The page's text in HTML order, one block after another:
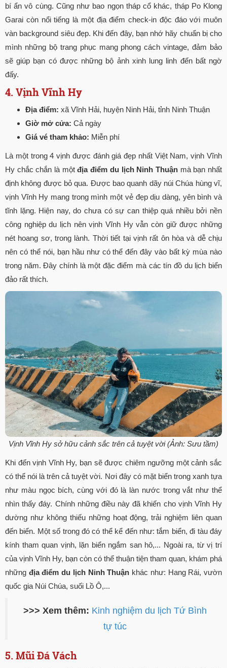
bí ẩn vô cùng. Cũng như bao ngọn tháp cổ khác, tháp Po Klong
Garai còn nổi tiếng là một địa điểm check-in độc đáo với muôn
vàn background siêu đẹp. Khi đến đây, bạn nhớ hãy chuẩn bị cho
mình những bộ trang phục mang phong cách vintage, đảm bảo
sẽ giúp bạn có được những bộ ảnh xinh lung linh đến bất ngờ
đấy.
4. Vịnh Vĩnh Hy
Địa điểm: xã Vĩnh Hải, huyện Ninh Hải, tỉnh Ninh Thuận
Giờ mở cửa: Cả ngày
Giá vé tham khảo: Miễn phí
Là một trong 4 vịnh được đánh giá đẹp nhất Việt Nam, vịnh Vĩnh
Hy chắc chắn là mộtđịa điểm du lịch Ninh Thuậnmà bạn nhất
định không được bỏ qua. Được bao quanh dãy núi Chúa hùng vĩ,
vịnh Vĩnh Hy mang trong mình một vẻ đẹp dịu dàng, yên bình và
tĩnh lặng. Hiện nay, do chưa có sự can thiệp quá nhiều bởi nền
công nghiệp du lịch nên vịnh Vĩnh Hy vẫn còn giữ được những
nét hoang sơ, trong lành. Thời tiết tại vịnh rất ôn hòa và dễ chịu
nên có thể nói, bạn hầu như có thể đến đây vào bất kỳ mùa nào
trong năm. Đây chính là một đặc điểm mà các tín đồ du lịch biển
đảo rất thích.
Vịnh Vĩnh Hy sở hữu cảnh sắc trên cả tuyệt vời (Ảnh: Sưu tầm)
Khi đến vịnh Vĩnh Hy, bạn sẽ được chiêm ngưỡng một cảnh sắc
có thể nói là trên cả tuyệt vời. Nơi đây có mặt biển trong xanh tựa
như màu ngọc bích, cùng với đó là làn nước trong vắt như thể
nhìn thấy đáy. Chính những điều này đã khiến cho vịnh Vĩnh Hy
dường như không thiếu những hoạt động, trải nghiệm liên quan
đến biển. Một số trong đó có thể kể đến như: tắm biển, đi tàu đáy
kính tham quan vịnh, lặn biển ngắm san hô,... Ngoài ra, từ vị trí
của vịnh Vĩnh Hy, bạn còn có thể thuận tiện tham quan, khám phá
những địa điểm du lịch Ninh Thuận khác như: Hang Rái, vườn
quốc gia Núi Chúa, suối Lồ Ô,...
>>> Xem thêm: Kinh nghiệm du lịch Tứ Bình
tự túc
5. Mũi Đá Vách